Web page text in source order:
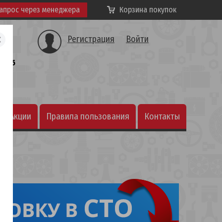
через менеджера Корзина покупок
Регистрация Войти
Акции Правила пользования Контакты
25